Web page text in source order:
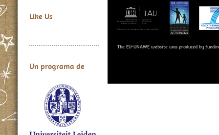
Like Us
Un programa de
The EU-UNAWE website was produced by